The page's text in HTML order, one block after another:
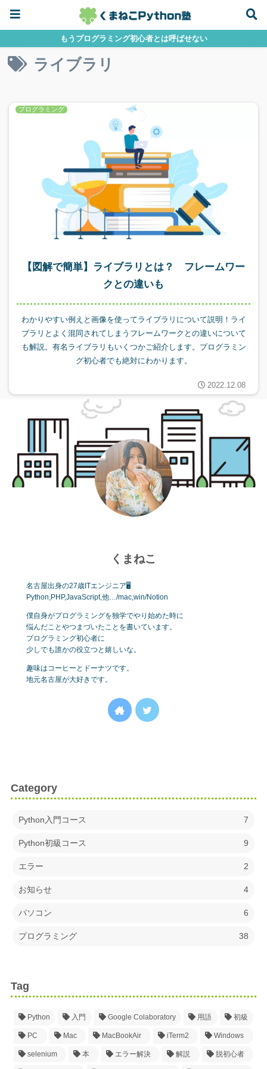
もうプログラミング初心者とは呼ばせない
ライブラリ
プログラミング
【図解で簡単】ライブラリとは？ フレームワー
クとの違いも
わかりやすい例えと画像を使ってライブラリについて説明！ライ
ブラリとよく混同されてしまうフレームワークとの違いについて
も解説。有名ライブラリもいくつかご紹介します。プログラミン
グ初心者でも絶対にわかります。
2022.12.08
くまねこ
名古屋出身の27歳ITエンジニア🖥
Python,PHP,JavaScript,他…/mac,win/Notion
僕自身がプログラミングを独学でやり始めた時に
悩んだことやつまづいたことを書いています。
プログラミング初心者に
少しでも誰かの役立つと嬉しいな。
趣味はコーヒーとドーナツです。
地元名古屋が大好きです。
Category
Python入門コース 7
Python初級コース 9
エラー 2
お知らせ 4
パソコン 6
プログラミング 38
Tag
Python 入門 Google Colaboratory 用語 初級
PC Mac MacBookAir iTerm2 Windows
selenium 本 エラー解決 解説 脱初心者